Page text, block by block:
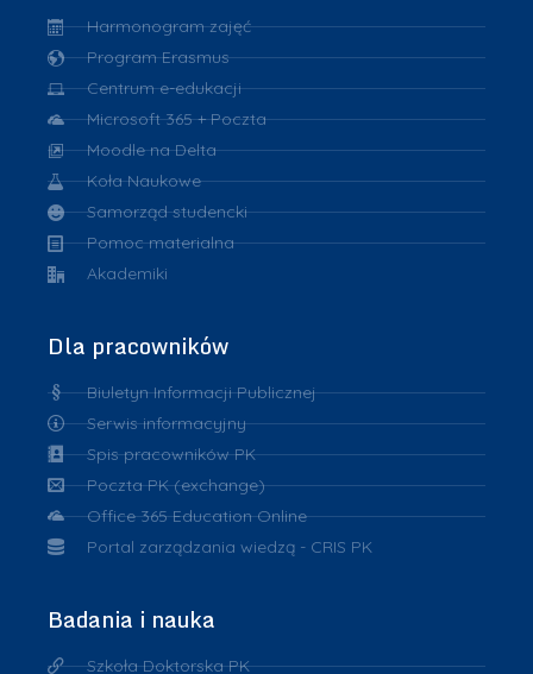
Harmonogram zajęć
Program Erasmus
Centrum e-edukacji
Microsoft 365 + Poczta
Moodle na Delta
Koła Naukowe
Samorząd studencki
Pomoc materialna
Akademiki
Dla pracowników
Biuletyn Informacji Publicznej
Serwis informacyjny
Spis pracowników PK
Poczta PK (exchange)
Office 365 Education Online
Portal zarządzania wiedzą - CRIS PK
Badania i nauka
Szkoła Doktorska PK